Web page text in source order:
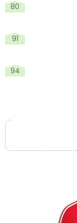
80
91
94